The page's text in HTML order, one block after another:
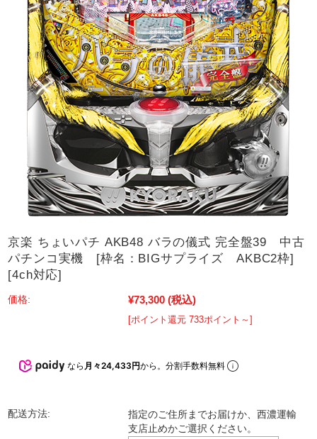
京楽 ちょいパチ AKB48 バラの儀式 完全盤39 中古
パチンコ実機 [枠名：BIGサプライズ AKBC2枠]
[4ch対応]
価格: ¥73,300 (税込)
[ポイント還元 733ポイント～]
なら 月々24,433円から。分割手数料無料
配送方法:
指定のご住所までお届けか、西濃運輸
支店止めかご選択ください。